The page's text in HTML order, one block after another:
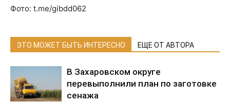
Фото: t.me/gibdd062
ЭТО МОЖЕТ БЫТЬ ИНТЕРЕСНО ЕЩЕ ОТ АВТОРА
В Захаровском округе
перевыполнили план по заготовке
сенажа